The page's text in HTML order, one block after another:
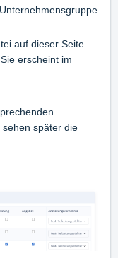
auf dieser Seite
erscheint im
später die